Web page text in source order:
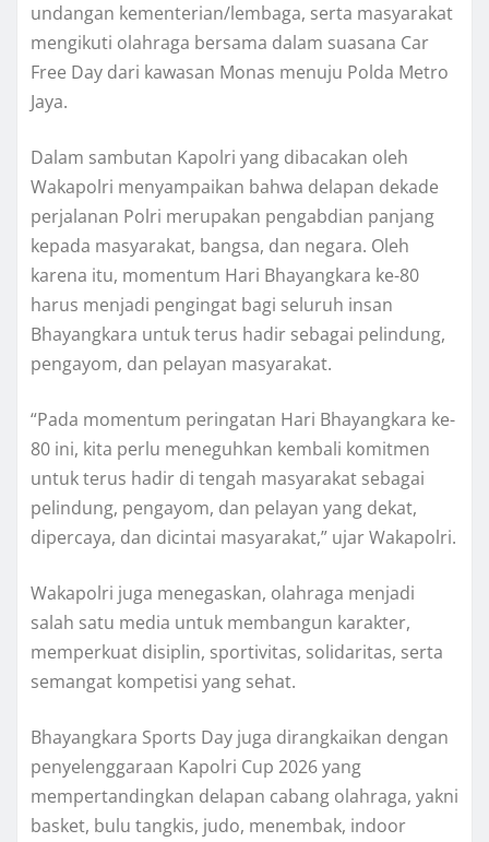
undangan kementerian/lembaga, serta masyarakat
mengikuti olahraga bersama dalam suasana Car
Free Day dari kawasan Monas menuju Polda Metro
Jaya.
Dalam sambutan Kapolri yang dibacakan oleh
Wakapolri menyampaikan bahwa delapan dekade
perjalanan Polri merupakan pengabdian panjang
kepada masyarakat, bangsa, dan negara. Oleh
karena itu, momentum Hari Bhayangkara ke-80
harus menjadi pengingat bagi seluruh insan
Bhayangkara untuk terus hadir sebagai pelindung,
pengayom, dan pelayan masyarakat.
“Pada momentum peringatan Hari Bhayangkara ke-
80 ini, kita perlu meneguhkan kembali komitmen
untuk terus hadir di tengah masyarakat sebagai
pelindung, pengayom, dan pelayan yang dekat,
dipercaya, dan dicintai masyarakat,” ujar Wakapolri.
Wakapolri juga menegaskan, olahraga menjadi
salah satu media untuk membangun karakter,
memperkuat disiplin, sportivitas, solidaritas, serta
semangat kompetisi yang sehat.
Bhayangkara Sports Day juga dirangkaikan dengan
penyelenggaraan Kapolri Cup 2026 yang
mempertandingkan delapan cabang olahraga, yakni
basket, bulu tangkis, judo, menembak, indoor